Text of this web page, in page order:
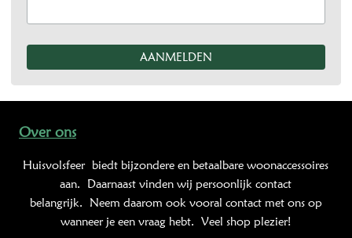
Over ons
Huisvolsfeer biedt bijzondere en betaalbare woonaccessoires
aan. Daarnaast vinden wij persoonlijk contact
belangrijk. Neem daarom ook vooral contact met ons op
wanneer je een vraag hebt. Veel shop plezier!